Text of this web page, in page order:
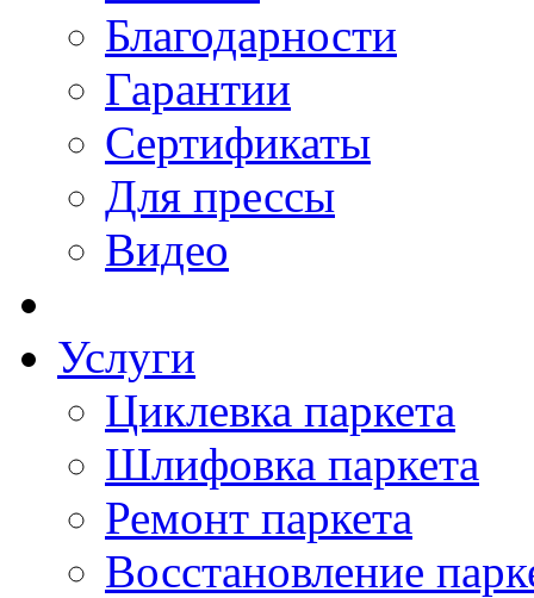
Благодарности
Гарантии
Сертификаты
Для прессы
Видео
Услуги
Циклевка паркета
Шлифовка паркета
Ремонт паркета
Восстановление